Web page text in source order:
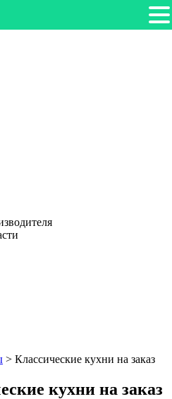
> Классические кухни на заказ
кухни на заказ